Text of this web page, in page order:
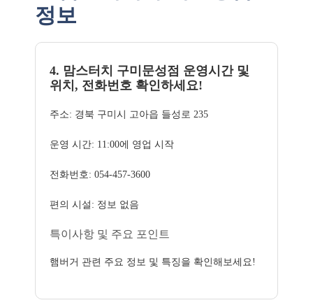
정보
4. 맘스터치 구미문성점 운영시간 및
위치, 전화번호 확인하세요!
주소: 경북 구미시 고아읍 들성로 235
운영 시간: 11:00에 영업 시작
전화번호: 054-457-3600
편의 시설: 정보 없음
특이사항 및 주요 포인트
햄버거 관련 주요 정보 및 특징을 확인해보세요!